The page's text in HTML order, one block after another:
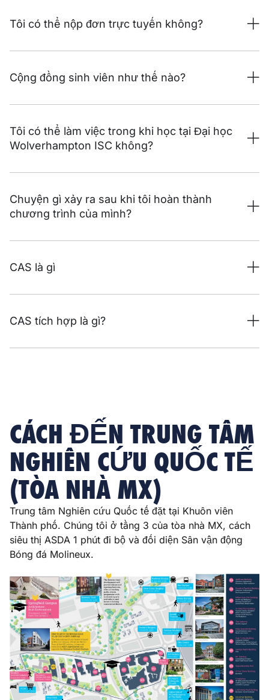
Tôi có thể nộp đơn trực tuyến không?
Cộng đồng sinh viên như thế nào?
Tôi có thể làm việc trong khi học tại Đại học
Wolverhampton ISC không?
Chuyện gì xảy ra sau khi tôi hoàn thành
chương trình của mình?
CAS là gì
CAS tích hợp là gì?
CÁCH ĐẾN TRUNG TÂM
NGHIÊN CỨU QUỐC TẾ
(TÒA NHÀ MX)
Trung tâm Nghiên cứu Quốc tế đặt tại Khuôn viên
Thành phố. Chúng tôi ở tầng 3 của tòa nhà MX, cách
siêu thị ASDA 1 phút đi bộ và đối diện Sân vận động
Bóng đá Molineux.